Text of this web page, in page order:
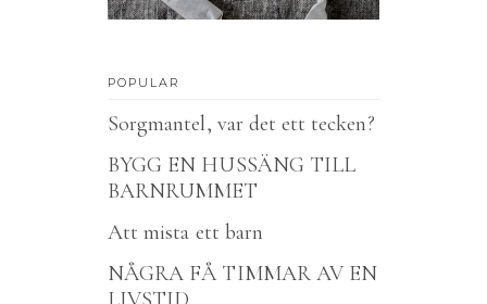
POPULAR
Sorgmantel, var det ett tecken?
BYGG EN HUSSÄNG TILL
BARNRUMMET
Att mista ett barn
NÅGRA FÅ TIMMAR AV EN